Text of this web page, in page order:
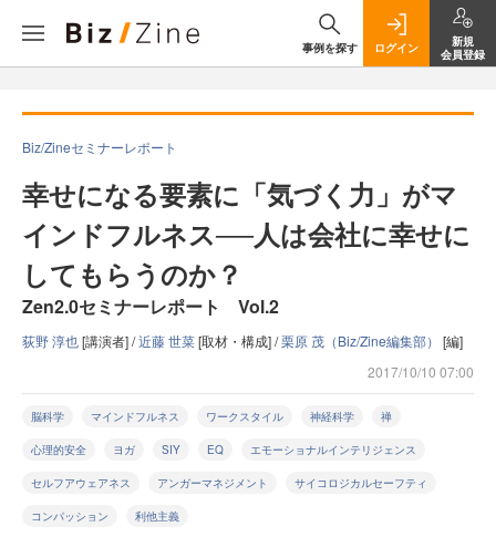
事例を探す ログイン
新規
会員登録
Biz/Zineセミナーレポート
幸せになる要素に「気づく力」がマ
インドフルネス──人は会社に幸せに
してもらうのか？
Zen2.0セミナーレポート Vol.2
荻野 淳也[講演者] /近藤 世菜[取材・構成] /栗原 茂（Biz/Zine編集部） [編]
2017/10/10 07:00
脳科学 マインドフルネス ワークスタイル 神経科学 禅
心理的安全 ヨガ SIY EQ エモーショナルインテリジェンス
セルフアウェアネス アンガーマネジメント サイコロジカルセーフティ
コンパッション 利他主義